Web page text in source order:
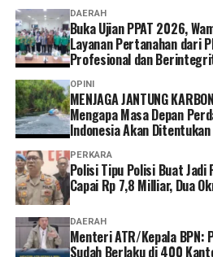
“Menurut saya, layanan non
memudahkan karena semua
diakses cukup melalui
depannya layanannya terus
mudah digunakan dan kendala
diminimalkan. Dengan begitu,
administrasi dengan lebih cepat
mengantre di kantor,” tuturnya. (*)
DAERAH
Buka Ujian PPAT 2026,
Layanan Pertanahan dari
Profesional dan
OPINI
MENJAGA JANTUNG
Mengapa Masa Depan
Indonesia Akan Ditentukan
PERKARA
Polisi Tipu Polisi Buat
Capai Rp 7,8 Milliar, Dua
DAERAH
Menteri ATR/Kepala BPN:
Sudah Berlaku di 400